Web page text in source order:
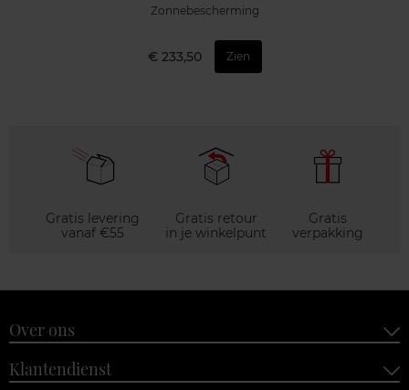
Zonnebescherming
€ 233,50 Zien
Gratis levering
vanaf €55
Gratis retour
in je winkelpunt
Gratis
verpakking
Over ons
Klantendienst